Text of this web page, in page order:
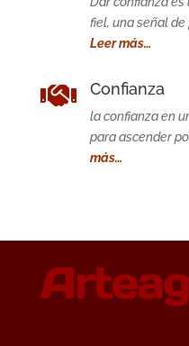
fiel, una señal
Leer más…
 Confianza
la confianza en
para ascender
más…